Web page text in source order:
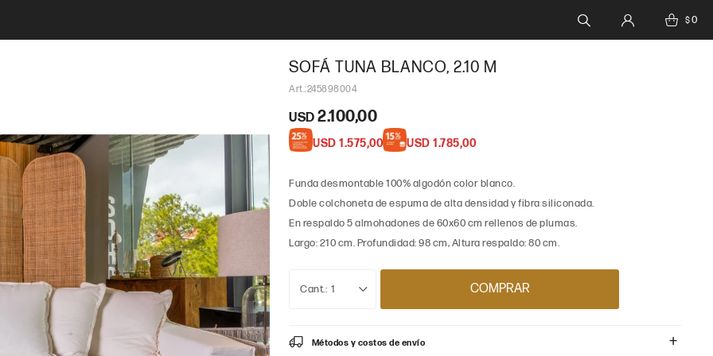
$0
SOFÁ TUNA BLANCO, 2.10 M
245898004
USD 2.100,00
USD 1.575,00 USD 1.785,00
Funda desmontable 100% algodón color blanco.
Doble colchoneta de espuma de alta densidad y fibra siliconada.
En respaldo 5 almohadones de 60x60 cm rellenos de plumas.
Largo: 210 cm. Profundidad: 98 cm, Altura respaldo: 80 cm.
1 COMPRAR
Métodos y costos de envío